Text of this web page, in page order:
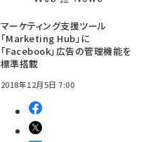
マーケティング支援ツール
「Marketing Hub」に
「Facebook」広告の管理機能を
標準搭載
2018年12月5日 7:00